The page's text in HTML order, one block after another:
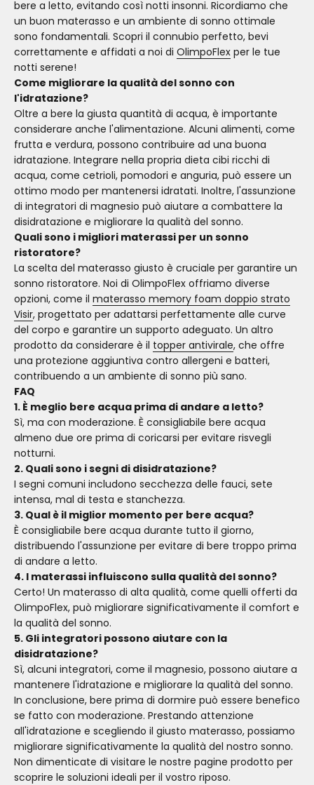
bere a letto, evitando così notti insonni. Ricordiamo che
un buon materasso e un ambiente di sonno ottimale
sono fondamentali. Scopri il connubio perfetto, bevi
correttamente e affidati a noi di OlimpoFlex per le tue
notti serene!
Come migliorare la qualità del sonno con
l'idratazione?
Oltre a bere la giusta quantità di acqua, è importante
considerare anche l'alimentazione. Alcuni alimenti, come
frutta e verdura, possono contribuire ad una buona
idratazione. Integrare nella propria dieta cibi ricchi di
acqua, come cetrioli, pomodori e anguria, può essere un
ottimo modo per mantenersi idratati. Inoltre, l'assunzione
di integratori di magnesio può aiutare a combattere la
disidratazione e migliorare la qualità del sonno.
Quali sono i migliori materassi per un sonno
ristoratore?
La scelta del materasso giusto è cruciale per garantire un
sonno ristoratore. Noi di OlimpoFlex offriamo diverse
opzioni, come il materasso memory foam doppio strato
Visir, progettato per adattarsi perfettamente alle curve
del corpo e garantire un supporto adeguato. Un altro
prodotto da considerare è il topper antivirale, che offre
una protezione aggiuntiva contro allergeni e batteri,
contribuendo a un ambiente di sonno più sano.
FAQ
1. È meglio bere acqua prima di andare a letto?
Sì, ma con moderazione. È consigliabile bere acqua
almeno due ore prima di coricarsi per evitare risvegli
notturni.
2. Quali sono i segni di disidratazione?
I segni comuni includono secchezza delle fauci, sete
intensa, mal di testa e stanchezza.
3. Qual è il miglior momento per bere acqua?
È consigliabile bere acqua durante tutto il giorno,
distribuendo l'assunzione per evitare di bere troppo prima
di andare a letto.
4. I materassi influiscono sulla qualità del sonno?
Certo! Un materasso di alta qualità, come quelli offerti da
OlimpoFlex, può migliorare significativamente il comfort e
la qualità del sonno.
5. Gli integratori possono aiutare con la
disidratazione?
Sì, alcuni integratori, come il magnesio, possono aiutare a
mantenere l'idratazione e migliorare la qualità del sonno.
In conclusione, bere prima di dormire può essere benefico
se fatto con moderazione. Prestando attenzione
all'idratazione e scegliendo il giusto materasso, possiamo
migliorare significativamente la qualità del nostro sonno.
Non dimenticate di visitare le nostre pagine prodotto per
scoprire le soluzioni ideali per il vostro riposo.